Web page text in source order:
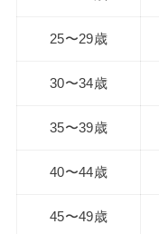
25〜29歳
30〜34歳
35〜39歳
40〜44歳
45〜49歳